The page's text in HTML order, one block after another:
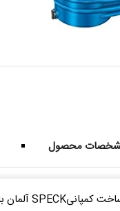
محصول